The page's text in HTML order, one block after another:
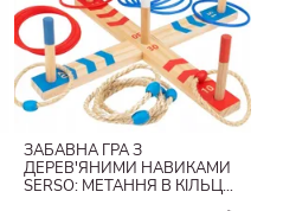
ЗАБАВНА ГРА З
ДЕРЕВ'ЯНИМИ НАВИКАМИ
SERSO: МЕТАННЯ В КІЛЬЦЕ-